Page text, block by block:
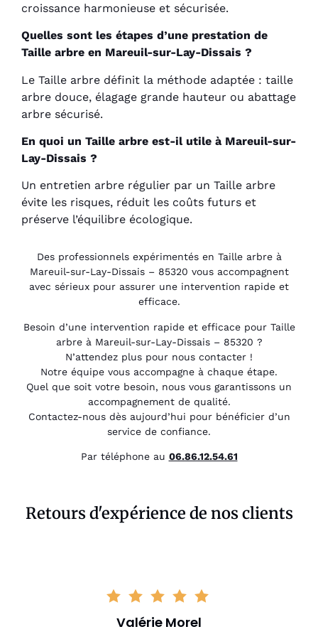
croissance harmonieuse et sécurisée.
Quelles sont les étapes d’une prestation de
Taille arbre en Mareuil-sur-Lay-Dissais ?
Le Taille arbre définit la méthode adaptée : taille
arbre douce, élagage grande hauteur ou abattage
arbre sécurisé.
En quoi un Taille arbre est-il utile à Mareuil-sur-
Lay-Dissais ?
Un entretien arbre régulier par un Taille arbre
évite les risques, réduit les coûts futurs et
préserve l’équilibre écologique.
Des professionnels expérimentés en Taille arbre à
Mareuil-sur-Lay-Dissais – 85320 vous accompagnent
avec sérieux pour assurer une intervention rapide et
efficace.
Besoin d’une intervention rapide et efficace pour Taille
arbre à Mareuil-sur-Lay-Dissais – 85320 ?
N’attendez plus pour nous contacter !
Notre équipe vous accompagne à chaque étape.
Quel que soit votre besoin, nous vous garantissons un
accompagnement de qualité.
Contactez-nous dès aujourd’hui pour bénéficier d’un
service de confiance.
Par téléphone au 06.86.12.54.61
Retours d'expérience de nos clients
Valérie Morel